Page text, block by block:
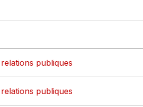
publiques
publiques